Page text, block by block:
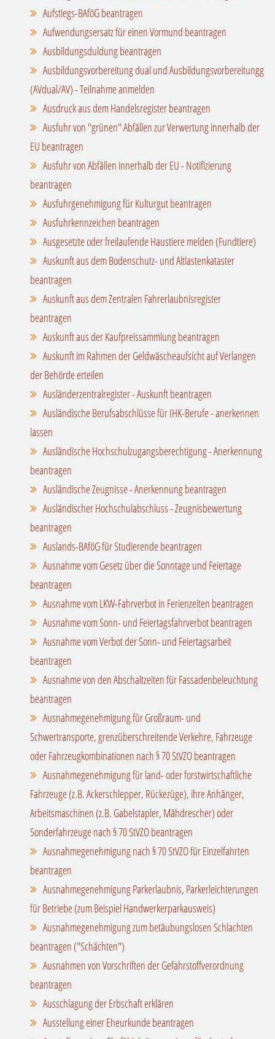
Aufstiegs-BAföG beantragen
Aufwendungsersatz für einen Vormund beantragen
Ausbildungsduldung beantragen
Ausbildungsvorbereitung dual und Ausbildungsvorbereitungg
(AVdual/AV) - Teilnahme anmelden
Ausdruck aus dem Handelsregister beantragen
Ausfuhr von "grünen" Abfällen zur Verwertung innerhalb der
EU beantragen
Ausfuhr von Abfällen innerhalb der EU - Notifizierung
beantragen
Ausfuhrgenehmigung für Kulturgut beantragen
Ausfuhrkennzeichen beantragen
Ausgesetzte oder freilaufende Haustiere melden (Fundtiere)
Auskunft aus dem Bodenschutz- und Altlastenkataster
beantragen
Auskunft aus dem Zentralen Fahrerlaubnisregister
beantragen
Auskunft aus der Kaufpreissammlung beantragen
Auskunft im Rahmen der Geldwäscheaufsicht auf Verlangen
der Behörde erteilen
Ausländerzentralregister - Auskunft beantragen
Ausländische Berufsabschlüsse für IHK-Berufe - anerkennen
lassen
Ausländische Hochschulzugangsberechtigung - Anerkennung
beantragen
Ausländische Zeugnisse - Anerkennung beantragen
Ausländischer Hochschulabschluss - Zeugnisbewertung
beantragen
Auslands-BAföG für Studierende beantragen
Ausnahme vom Gesetz über die Sonntage und Feiertage
beantragen
Ausnahme vom LKW-Fahrverbot in Ferienzeiten beantragen
Ausnahme vom Sonn- und Feiertagsfahrverbot beantragen
Ausnahme vom Verbot der Sonn- und Feiertagsarbeit
beantragen
Ausnahme von den Abschaltzeiten für Fassadenbeleuchtung
beantragen
Ausnahmegenehmigung für Großraum- und
Schwertransporte, grenzüberschreitende Verkehre, Fahrzeuge
oder Fahrzeugkombinationen nach § 70 StVZO beantragen
Ausnahmegenehmigung für land- oder forstwirtschaftliche
Fahrzeuge (z.B. Ackerschlepper, Rückezüge), ihre Anhänger,
Arbeitsmaschinen (z.B. Gabelstapler, Mähdrescher) oder
Sonderfahrzeuge nach § 70 StVZO beantragen
Ausnahmegenehmigung nach § 70 StVZO für Einzelfahrten
beantragen
Ausnahmegenehmigung Parkerlaubnis, Parkerleichterungen
für Betriebe (zum Beispiel Handwerkerparkausweis)
Ausnahmegenehmigung zum betäubungslosen Schlachten
beantragen ("Schächten")
Ausnahmen von Vorschriften der Gefahrstoffverordnung
beantragen
Ausschlagung der Erbschaft erklären
Ausstellung einer Eheurkunde beantragen